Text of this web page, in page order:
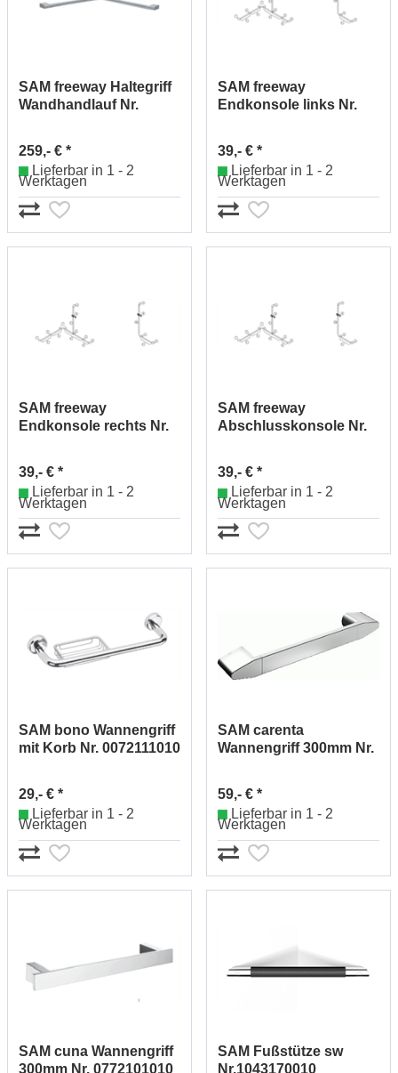
SAM freeway Haltegriff
Wandhandlauf Nr.
259,- € *
Lieferbar in 1 - 2
Werktagen
SAM freeway
Endkonsole links Nr.
39,- € *
Lieferbar in 1 - 2
Werktagen
SAM freeway
Endkonsole rechts Nr.
39,- € *
Lieferbar in 1 - 2
Werktagen
SAM freeway
Abschlusskonsole Nr.
39,- € *
Lieferbar in 1 - 2
Werktagen
SAM bono Wannengriff
mit Korb Nr. 0072111010
29,- € *
Lieferbar in 1 - 2
Werktagen
SAM carenta
Wannengriff 300mm Nr.
59,- € *
Lieferbar in 1 - 2
Werktagen
SAM cuna Wannengriff
300mm Nr. 0772101010
SAM Fußstütze sw
Nr.1043170010